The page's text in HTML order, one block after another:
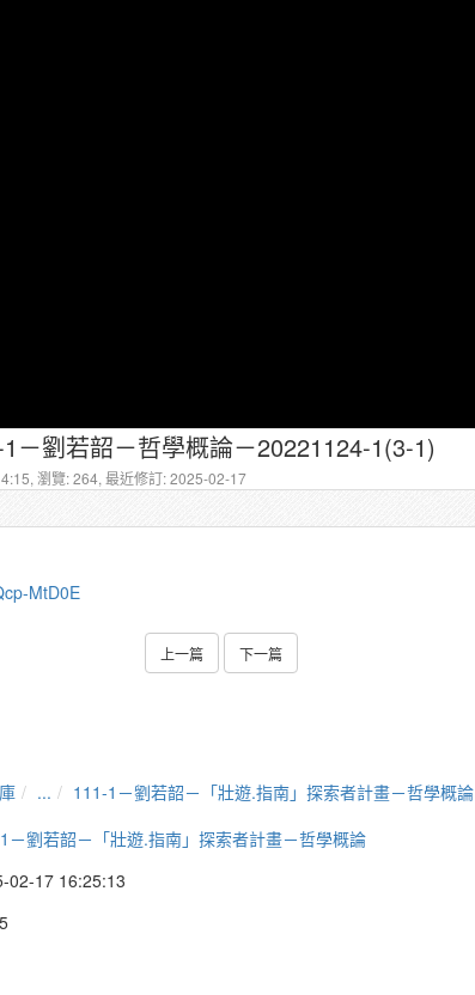
－劉若韶－哲學概論－20221124-1(3-1)
瀏覽: 264, 最近修訂: 2025-02-17
MtD0E
上一篇 下一篇
...
111-1－劉若韶－「壯遊.指南」探索者計畫－哲學概論
－劉若韶－「壯遊.指南」探索者計畫－哲學概論
02-17 16:25:13